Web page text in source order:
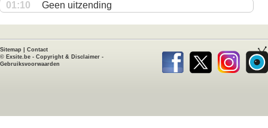
01:10
Geen uitzending
Sitemap
Contact
© Exsite.be - Copyright & Disclaimer -
Gebruiksvoorwaarden